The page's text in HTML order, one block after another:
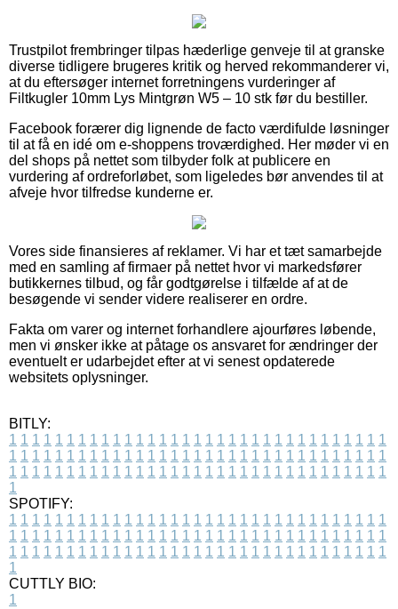
Trustpilot frembringer tilpas hæderlige genveje til at granske
diverse tidligere brugeres kritik og herved rekommanderer vi,
at du eftersøger internet forretningens vurderinger af
Filtkugler 10mm Lys Mintgrøn W5 – 10 stk før du bestiller.
Facebook forærer dig lignende de facto værdifulde løsninger
til at få en idé om e-shoppens troværdighed. Her møder vi en
del shops på nettet som tilbyder folk at publicere en
vurdering af ordreforløbet, som ligeledes bør anvendes til at
afveje hvor tilfredse kunderne er.
Vores side finansieres af reklamer. Vi har et tæt samarbejde
med en samling af firmaer på nettet hvor vi markedsfører
butikkernes tilbud, og får godtgørelse i tilfælde af at de
besøgende vi sender videre realiserer en ordre.
Fakta om varer og internet forhandlere ajourføres løbende,
men vi ønsker ikke at påtage os ansvaret for ændringer der
eventuelt er udarbejdet efter at vi senest opdaterede
websitets oplysninger.
BITLY:
1 1 1 1 1 1 1 1 1 1 1 1 1 1 1 1 1 1 1 1 1 1 1 1 1 1 1 1 1 1 1 1 1
1 1 1 1 1 1 1 1 1 1 1 1 1 1 1 1 1 1 1 1 1 1 1 1 1 1 1 1 1 1 1 1 1
1 1 1 1 1 1 1 1 1 1 1 1 1 1 1 1 1 1 1 1 1 1 1 1 1 1 1 1 1 1 1 1 1
1
SPOTIFY:
1 1 1 1 1 1 1 1 1 1 1 1 1 1 1 1 1 1 1 1 1 1 1 1 1 1 1 1 1 1 1 1 1
1 1 1 1 1 1 1 1 1 1 1 1 1 1 1 1 1 1 1 1 1 1 1 1 1 1 1 1 1 1 1 1 1
1 1 1 1 1 1 1 1 1 1 1 1 1 1 1 1 1 1 1 1 1 1 1 1 1 1 1 1 1 1 1 1 1
1
CUTTLY BIO:
1